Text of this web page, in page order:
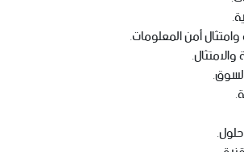
أمن المعلومات.